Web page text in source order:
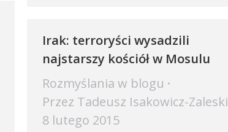
Irak: terroryści wysadzili
najstarszy kościół w Mosulu
Rozmyślania w blogu
Przez Tadeusz Isakowicz-Zaleski
8 lutego 2015